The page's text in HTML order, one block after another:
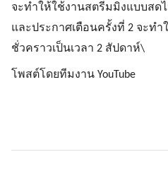
จะทำให้ใช้งานสตรีมมิงแบบสด
และประกาศเตือนครั้งที่ 2 จะท
ชั่วคราวเป็นเวลา 2 สัปดาห์\
โพสต์โดยทีมงาน YouTube